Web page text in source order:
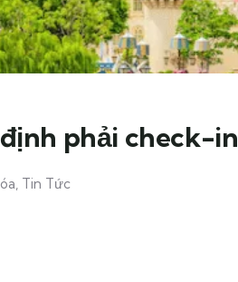
phải check-in
, Tin Tức